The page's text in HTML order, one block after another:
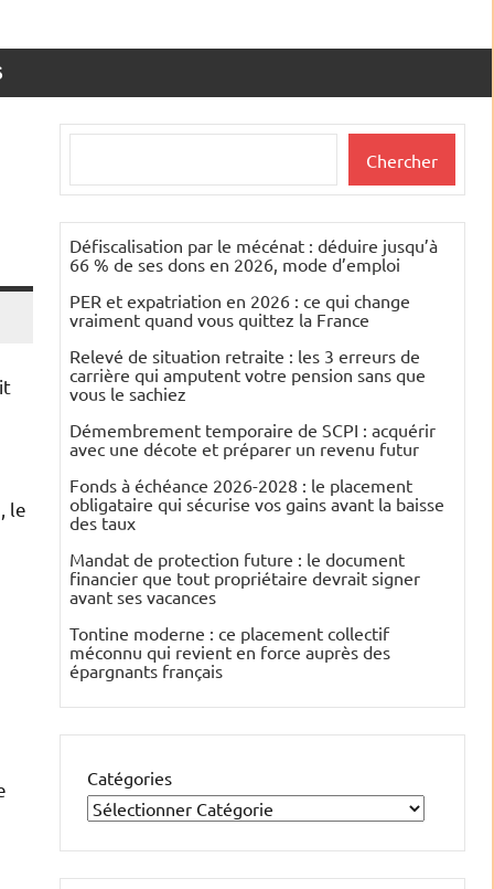
le
Chercher
Défiscalisation par le mécénat : déduire jusqu’à
66 % de ses dons en 2026, mode d’emploi
PER et expatriation en 2026 : ce qui change
vraiment quand vous quittez la France
Relevé de situation retraite : les 3 erreurs de
carrière qui amputent votre pension sans que
vous le sachiez
Démembrement temporaire de SCPI : acquérir
avec une décote et préparer un revenu futur
Fonds à échéance 2026-2028 : le placement
obligataire qui sécurise vos gains avant la baisse
des taux
Mandat de protection future : le document
financier que tout propriétaire devrait signer
avant ses vacances
Tontine moderne : ce placement collectif
méconnu qui revient en force auprès des
épargnants français
Catégories